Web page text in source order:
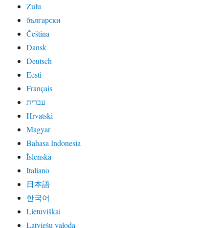
Zulu
български
Čeština
Dansk
Deutsch
Eesti
Français
עברית
Hrvatski
Magyar
Bahasa Indonesia
Íslenska
Italiano
日本語
한국어
Lietuviškai
Latviešu valoda